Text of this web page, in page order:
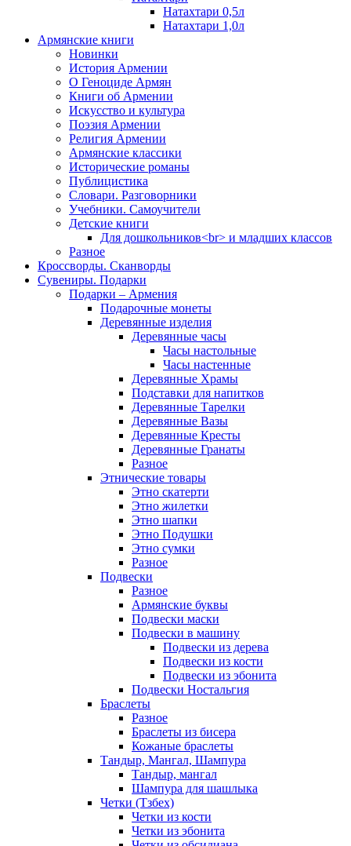
Натахтари 0,5л
Натахтари 1,0л
Армянские книги
Новинки
История Армении
О Геноциде Армян
Книги об Армении
Иcкусство и культура
Поэзия Армении
Религия Армении
Армянские классики
Исторические романы
Публицистика
Словари. Разговорники
Учебники. Самоучители
Детские книги
Для дошкольников<br> и младших классов
Разное
Кроссворды. Сканворды
Сувениры. Подарки
Подарки – Армения
Подарочные монеты
Деревянные изделия
Деревянные часы
Часы настольные
Часы настенные
Деревянные Храмы
Подставки для напитков
Деревянные Тарелки
Деревянные Вазы
Деревянные Кресты
Деревянные Гранаты
Разное
Этнические товары
Этно скатерти
Этно жилетки
Этно шапки
Этно Подушки
Этно сумки
Разное
Подвески
Разное
Армянские буквы
Подвески маски
Подвески в машину
Подвески из дерева
Подвески из кости
Подвески из эбонита
Подвески Ностальгия
Браслеты
Разное
Браслеты из бисера
Кожаные браслеты
Тандыр, Мангал, Шампура
Тандыр, мангал
Шампура для шашлыка
Четки (Тзбех)
Четки из кости
Четки из эбонита